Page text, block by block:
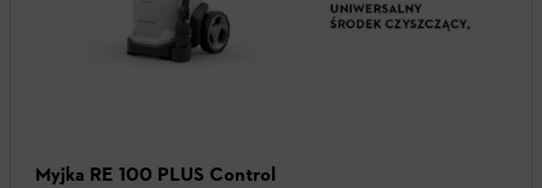
Myjka RE 100 PLUS Control